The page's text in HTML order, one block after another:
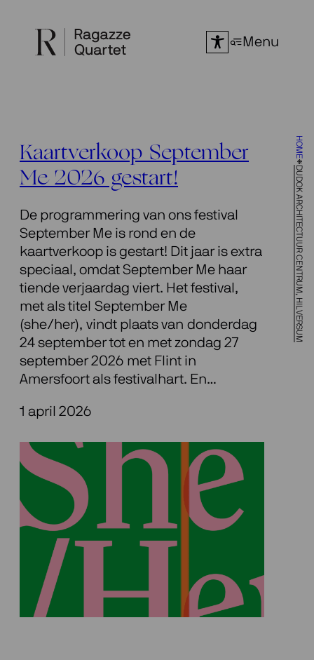
HOME
DUDOK ARCHITECTUUR CENTRUM, HILVERSUM
Menu
Kaartverkoop September
Me 2026 gestart!
De programmering van ons festival
September Me is rond en de
kaartverkoop is gestart! Dit jaar is extra
speciaal, omdat September Me haar
tiende verjaardag viert. Het festival,
met als titel September Me
(she/her), vindt plaats van donderdag
24 september tot en met zondag 27
september 2026 met Flint in
Amersfoort als festivalhart. En…
1 april 2026